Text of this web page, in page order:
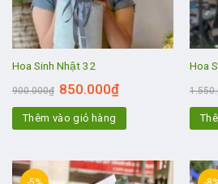
Hoa Sinh Nhật 32
900.000₫ 850.000₫
Thêm vào giỏ hàng
Hoa